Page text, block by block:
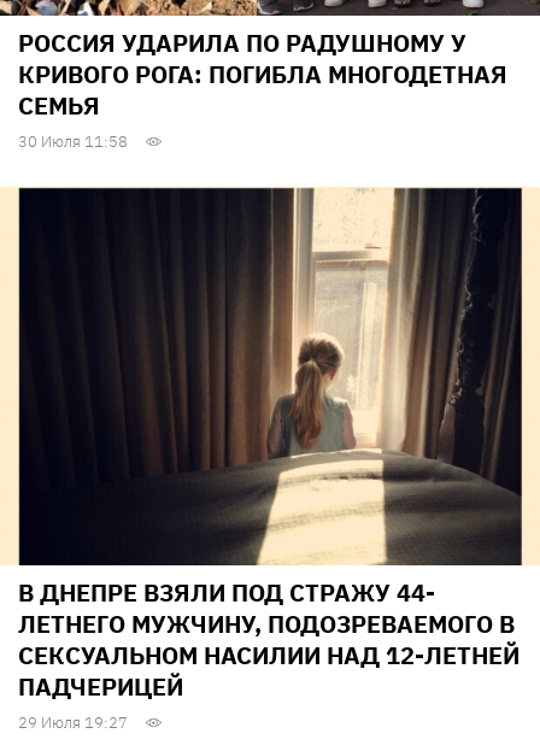
РОССИЯ УДАРИЛА ПО РАДУШНОМУ У
КРИВОГО РОГА: ПОГИБЛА МНОГОДЕТНАЯ
СЕМЬЯ
30 Июля 11:58
В ДНЕПРЕ ВЗЯЛИ ПОД СТРАЖУ 44-
ЛЕТНЕГО МУЖЧИНУ, ПОДОЗРЕВАЕМОГО В
СЕКСУАЛЬНОМ НАСИЛИИ НАД 12-ЛЕТНЕЙ
ПАДЧЕРИЦЕЙ
29 Июля 19:27